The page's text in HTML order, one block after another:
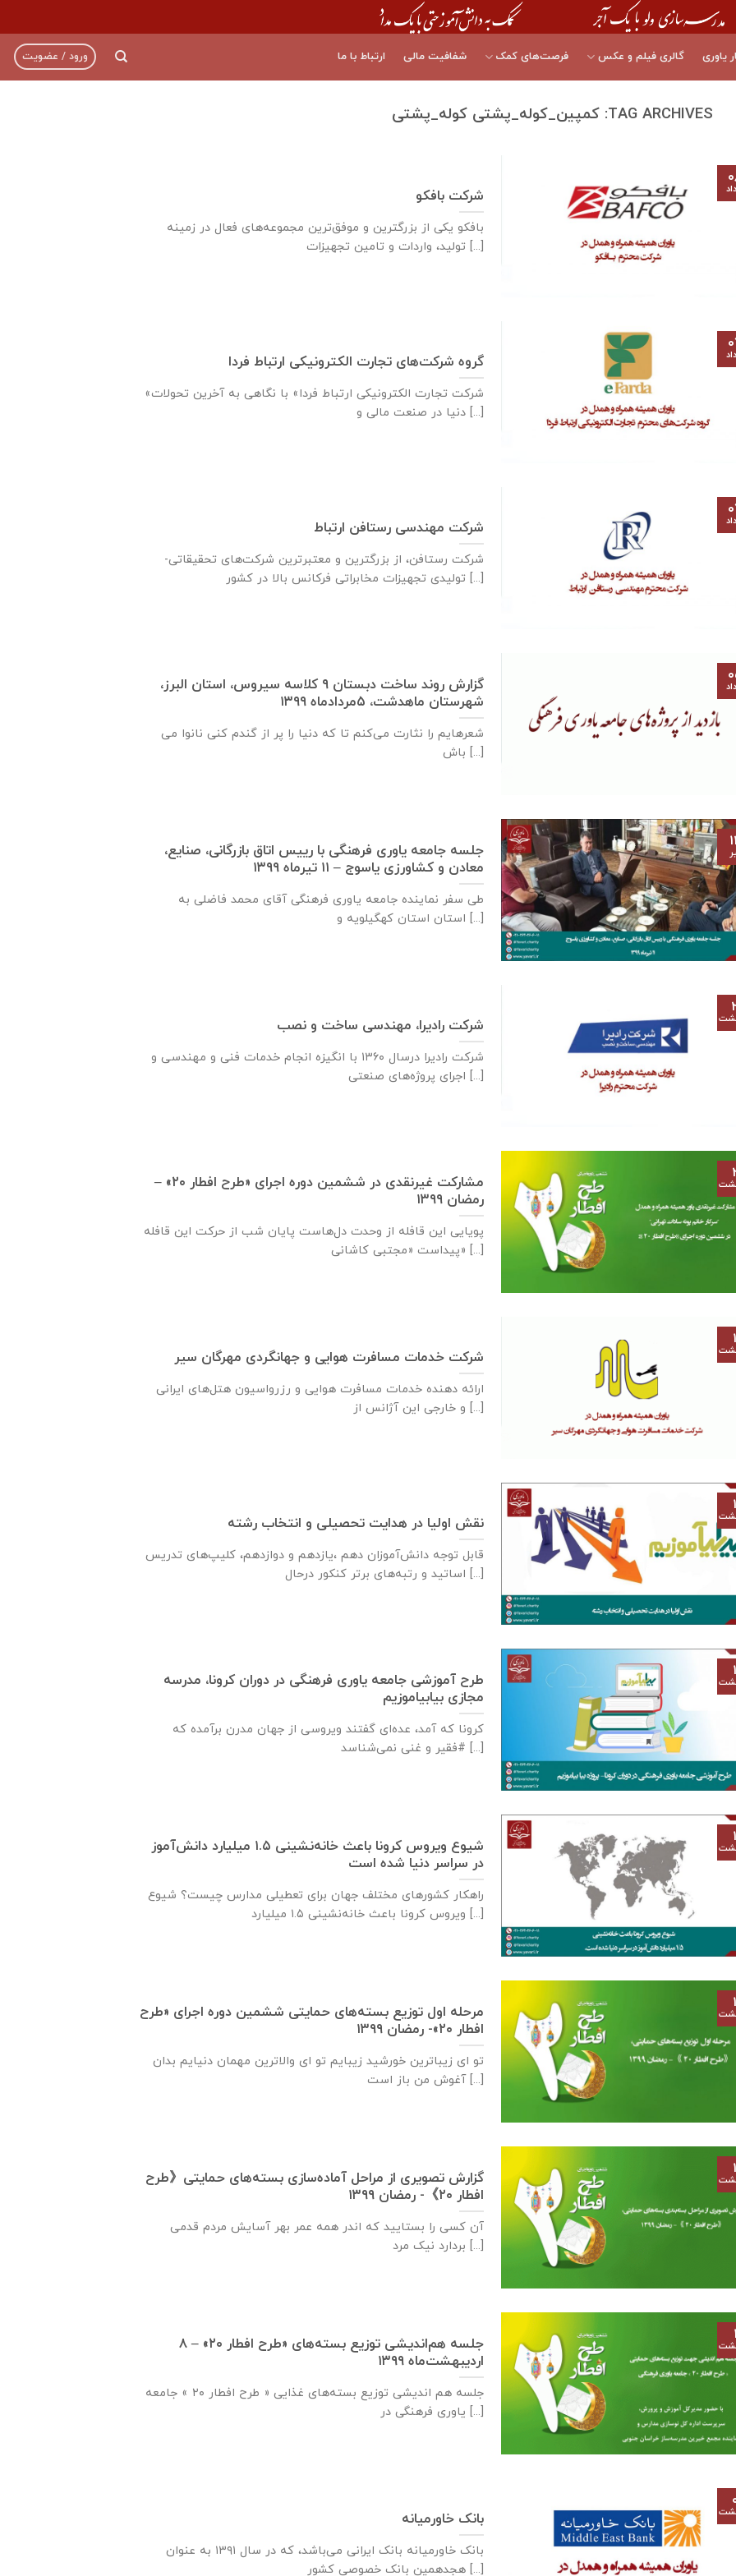
یاوری گالری فیلم و عکس فرصت‌های کمک شفافیت مالی ارتباط با ما ورود / عضویت
TAG ARCHIVES: کمپین_کوله_پشتی کوله_پشتی
شرکت بافکو
بافکو یکی از بزرگترین و موفق‌ترین مجموعه‌های فعال در زمینه
تولید، واردات و تامین تجهیزات [...]
گروه شرکت‌های تجارت الکترونیکی ارتباط فردا
«شرکت تجارت الکترونیکی ارتباط فردا» با نگاهی به آخرین تحولات
دنیا در صنعت مالی و [...]
شرکت مهندسی رستافن ارتباط
شرکت رستافن، از بزرگترين و معتبرترين شركت‌های تحقیقاتی-
توليدی تجهيزات مخابراتی فركانس بالا در كشور [...]
گزارش روند ساخت دبستان ٩ كلاسه سيروس، استان البرز،
شهرستان ماهدشت، ۵مردادماه ۱۳۹۹
شعرهایم را نثارت می‌کنم تا که دنیا را پر از گندم کنی نانوا می
باش [...]
جلسه جامعه یاوری فرهنگی با رييس اتاق بازرگانی، صنايع،
معادن و كشاورزی ياسوج – ۱۱ تیرماه ۱۳۹۹
استان استان کهگیلویه و [...]
شرکت رادیرا، مهندسی ساخت و نصب
شرکت رادیرا درسال ۱۳۶۰ با انگیزه انجام خدمات فنی و مهندسی و
اجرای پروژه‌های صنعتی [...]
مشارکت غیرنقدی در ششمین دوره اجرای «طرح افطار ۲۰» –
رمضان ۱۳۹۹
پویایی این قافله از وحدت دل‌هاست پایان شب از حرکت این قافله
پیداست «مجتبی کاشانی» [...]
شرکت خدمات مسافرت هوایی و جهانگردی مهرگان سیر
و خارجی این آژانس از [...]
نقش اولیا در هدایت تحصیلی و انتخاب رشته
قابل توجه دانش‌آموزان دهم ،یازدهم و دوازدهم، کلیپ‌های تدریس
اساتید و رتبه‌های برتر کنکور درحال [...]
طرح آموزشی جامعه یاوری فرهنگی در دوران کرونا، مدرسه
مجازی بیابیاموزیم
کرونا که آمد، عده‌ای گفتند ویروسی از جهان مدرن برآمده که
#فقیر و غنی نمی‌شناسد [...]
شیوع ویروس کرونا باعث خانه‌نشینی ۱.۵ میلیارد دانش‌آموز
در سراسر دنیا شده است
راهکار کشورهای مختلف جهان برای تعطیلی مدارس چیست؟ شیوع
ویروس کرونا باعث خانه‌نشینی ۱.۵ میلیارد [...]
مرحله اول توزیع بسته‌های حمایتی ششمین دوره اجرای «طرح
افطار ۲۰»- رمضان ۱۳۹۹
تو ای زیباترین خورشید زیبایم تو ای والاترین مهمان دنیایم بدان
آغوش من باز است [...]
گزارش تصویری از مراحل آماده‌سازی بسته‌های حمایتی《طرح
افطار ۲۰》- رمضان ۱۳۹۹
آن کسی را بستایید که اندر همه عمر بهر آسایش مردم قدمی
بردارد نیک مرد [...]
جلسه هم‌اندیشی توزیع بسته‌های «طرح افطار ۲۰» – ۸
اردیبهشت‌ماه ۱۳۹۹
جلسه هم اندیشی توزیع بسته‌های غذایی « طرح افطار ۲۰ » جامعه
یاوری فرهنگی در [...]
بانک خاورمیانه
بانک خاورمیانه بانک ایرانی می‌باشد، که در سال ۱۳۹۱ به عنوان
هجدهمین بانک خصوصی کشور [...]